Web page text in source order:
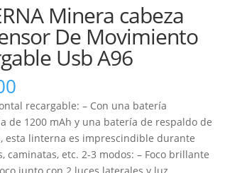
Minera cabeza
De Movimiento
Usb A96
recargable: – Con una batería
de 1200 mAh y una batería de respaldo de
esta linterna es imprescindible durante
caminatas, etc. 2-3 modos: – Foco brillante